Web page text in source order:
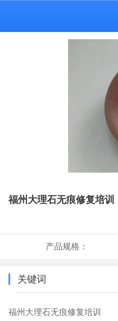
福州大理石无痕修复培训
产品规格：
关键词
福州大理石无痕修复培训